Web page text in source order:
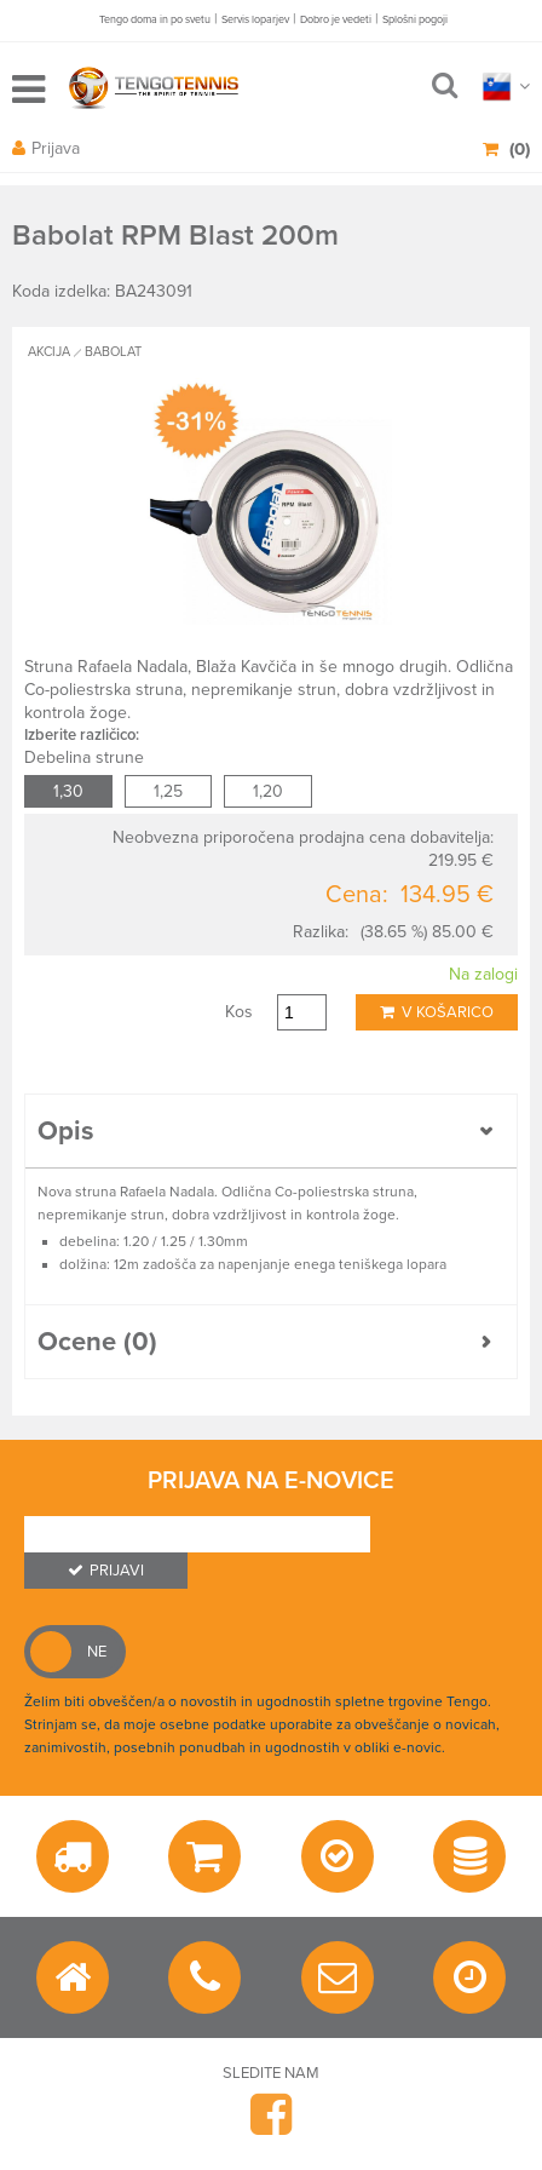
Tengo doma in po svetu | Servis loparjev | Dobro je vedeti | Splošni pogoji
(0)
Prijava
Babolat RPM Blast 200m
Koda izdelka: BA243091
AKCIJA BABOLAT
Struna Rafaela Nadala, Blaža Kavčiča in še mnogo drugih. Odlična
Co-poliestrska struna, nepremikanje strun, dobra vzdržljivost in
kontrola žoge.
Izberite različico:
Debelina strune
1,30
1,25 1,20
Neobvezna priporočena prodajna cena dobavitelja:
219.95 €
Cena: 134.95 €
Razlika: (38.65 %) 85.00 €
Na zalogi
Kos
V KOŠARICO
Opis
Nova struna Rafaela Nadala. Odlična Co-poliestrska struna,
nepremikanje strun, dobra vzdržljivost in kontrola žoge.
debelina: 1.20 / 1.25 / 1.30mm
dolžina: 12m zadošča za napenjanje enega teniškega lopara
Ocene (0)
PRIJAVA NA E-NOVICE
PRIJAVI
Želim biti obveščen/a o novostih in ugodnostih spletne trgovine Tengo.
Strinjam se, da moje osebne podatke uporabite za obveščanje o novicah,
zanimivostih, posebnih ponudbah in ugodnostih v obliki e-novic.
SLEDITE NAM